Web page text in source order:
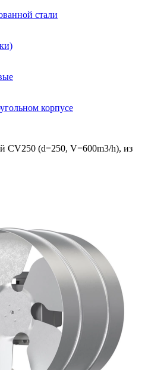
стали
корпусе
CV250 (d=250, V=600m3/h), из